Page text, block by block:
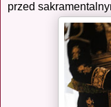
przed